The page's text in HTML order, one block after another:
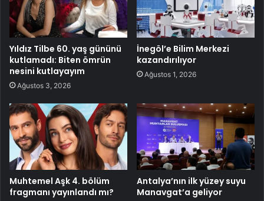
Yıldız Tilbe 60. yaş gününü
kutlamadı: Biten ömrün
nesini kutlayayım
Ağustos 3, 2026
İnegöl’e Bilim Merkezi
kazandırılıyor
Ağustos 1, 2026
Muhtemel Aşk 4. bölüm
fragmanı yayınlandı mı?
Antalya’nın ilk yüzey suyu
Manavgat’a geliyor